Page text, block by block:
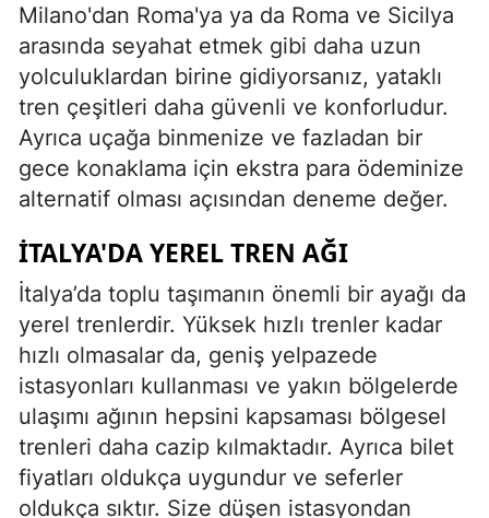
Milano'dan Roma'ya ya da Roma ve Sicilya
arasında seyahat etmek gibi daha uzun
yolculuklardan birine gidiyorsanız, yataklı
tren çeşitleri daha güvenli ve konforludur.
Ayrıca uçağa binmenize ve fazladan bir
gece konaklama için ekstra para ödeminize
alternatif olması açısından deneme değer.
İTALYA'DA YEREL TREN AĞI
İtalya’da toplu taşımanın önemli bir ayağı da
yerel trenlerdir. Yüksek hızlı trenler kadar
hızlı olmasalar da, geniş yelpazede
istasyonları kullanması ve yakın bölgelerde
ulaşımı ağının hepsini kapsaması bölgesel
trenleri daha cazip kılmaktadır. Ayrıca bilet
fiyatları oldukça uygundur ve seferler
oldukça sıktır. Size düşen istasyondan